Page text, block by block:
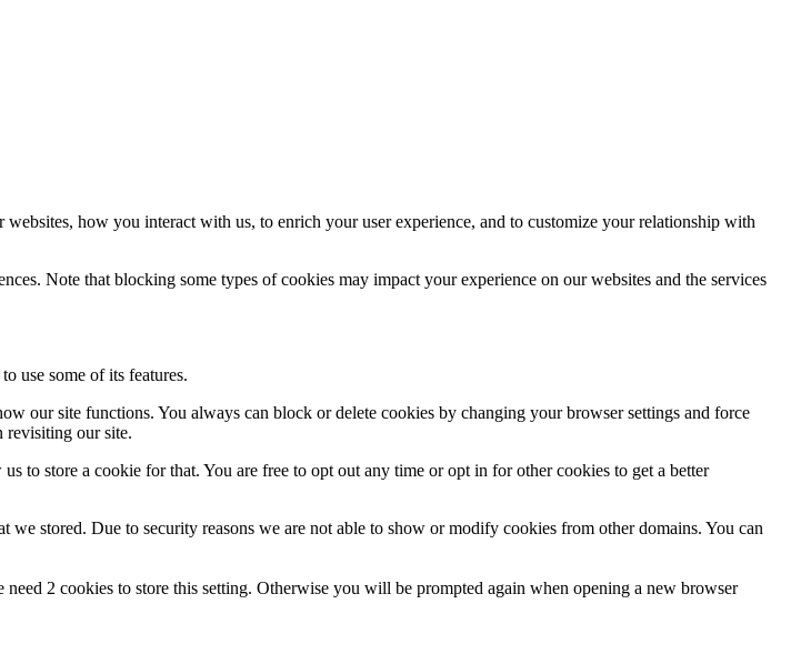
how you interact with us, to enrich your user experience, and to customize your relationship with
Note that blocking some types of cookies may impact your experience on our websites and the services
use some of its features.
our site functions. You always can block or delete cookies by changing your browser settings and force
revisiting our site.
to store a cookie for that. You are free to opt out any time or opt in for other cookies to get a better
stored. Due to security reasons we are not able to show or modify cookies from other domains. You can
2 cookies to store this setting. Otherwise you will be prompted again when opening a new browser